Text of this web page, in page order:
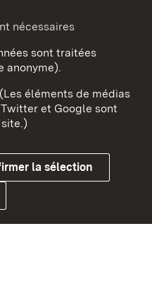
nécessaires
sont traitées
anonyme).
éléments de médias
et Google sont
la sélection